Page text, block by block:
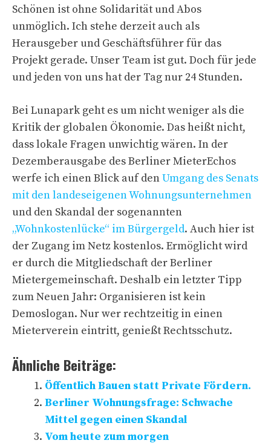
Schönen ist ohne Solidarität und Abos
unmöglich. Ich stehe derzeit auch als
Herausgeber und Geschäftsführer für das
Projekt gerade. Unser Team ist gut. Doch für jede
und jeden von uns hat der Tag nur 24 Stunden.
Bei Lunapark geht es um nicht weniger als die
Kritik der globalen Ökonomie. Das heißt nicht,
dass lokale Fragen unwichtig wären. In der
Dezemberausgabe des Berliner MieterEchos
werfe ich einen Blick auf denUmgang des Senats
mit den landeseigenen Wohnungsunternehmen
und den Skandal der sogenannten
„Wohnkostenlücke“ im Bürgergeld. Auch hier ist
der Zugang im Netz kostenlos. Ermöglicht wird
er durch die Mitgliedschaft der Berliner
Mietergemeinschaft. Deshalb ein letzter Tipp
zum Neuen Jahr: Organisieren ist kein
Demoslogan. Nur wer rechtzeitig in einen
Mieterverein eintritt, genießt Rechtsschutz.
Ähnliche Beiträge:
Öffentlich Bauen statt Private Fördern.
Berliner Wohnungsfrage: Schwache
Mittel gegen einen Skandal
Vom heute zum morgen